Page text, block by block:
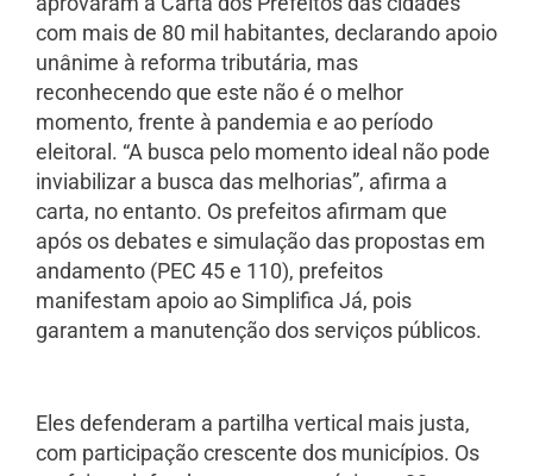
com mais de 80 mil habitantes, declarando apoio
unânime à reforma tributária, mas
reconhecendo que este não é o melhor
momento, frente à pandemia e ao período
eleitoral. “A busca pelo momento ideal não pode
inviabilizar a busca das melhorias”, afirma a
carta, no entanto. Os prefeitos afirmam que
após os debates e simulação das propostas em
andamento (PEC 45 e 110), prefeitos
manifestam apoio ao Simplifica Já, pois
garantem a manutenção dos serviços públicos.
Eles defenderam a partilha vertical mais justa,
com participação crescente dos municípios. Os